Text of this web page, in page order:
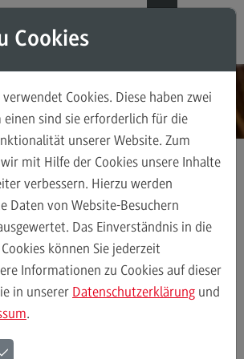
Modul-O-Mat
Taxation
Taxation
in Healthcare
in Healthcare
Persönlich an neun DHBW Standorten
DHBW Mosbach
Master an der DHBW
Cookies
Cookies. Diese haben zwei
einen sind sie erforderlich für die
unserer Website. Zum
mit Hilfe der Cookies unsere Inhalte
verbessern. Hierzu werden
Daten von Website-Besuchern
Das Einverständnis in die
können Sie jederzeit
Informationen zu Cookies auf dieser
in unserer Datenschutzerklärung und
.